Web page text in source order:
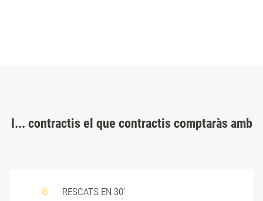
I... contractis el que contractis comptaràs amb
RESCATS EN 30'